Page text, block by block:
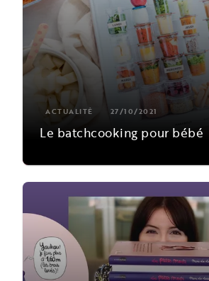
ACTUALITÉ 27/10/2021
Le batchcooking pour bébé